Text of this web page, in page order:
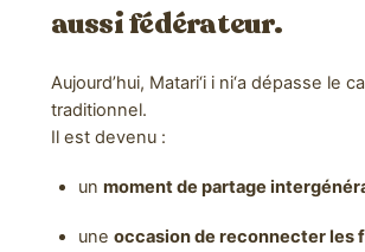
aussi fédérateur.
Aujourd’hui, Matari‘i i ni‘a dépasse le
traditionnel.
Il est devenu :
un moment de partage
une occasion de reconnecter les